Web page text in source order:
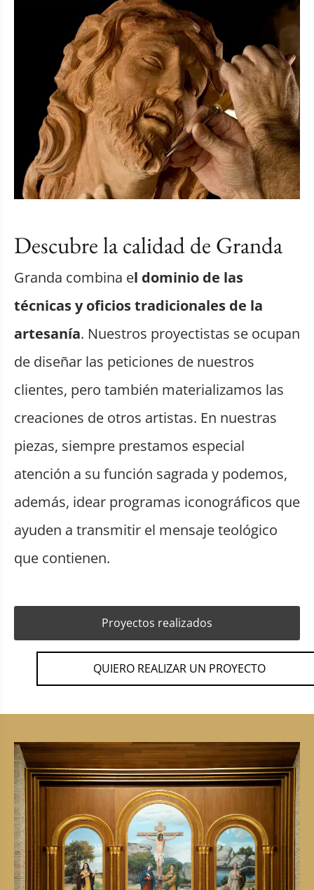
Descubre la calidad de Granda
Granda combina el dominio de las
técnicas y oficios tradicionales de la
artesanía. Nuestros proyectistas se ocupan
de diseñar las peticiones de nuestros
clientes, pero también materializamos las
creaciones de otros artistas. En nuestras
piezas, siempre prestamos especial
atención a su función sagrada y podemos,
además, idear programas iconográficos que
ayuden a transmitir el mensaje teológico
que contienen.
Proyectos realizados
QUIERO REALIZAR UN PROYECTO